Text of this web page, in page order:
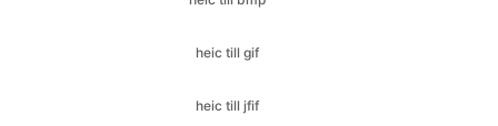
heic till jfif
heic till ico
heic till jpeg